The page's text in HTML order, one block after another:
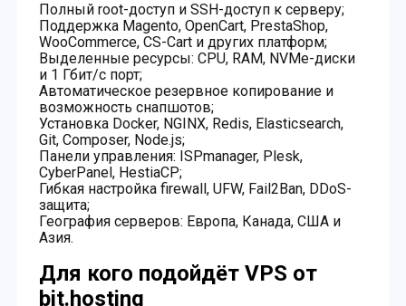
Полный root-доступ и SSH-доступ к серверу;
Поддержка Magento, OpenCart, PrestaShop,
WooCommerce, CS-Cart и других платформ;
Выделенные ресурсы: CPU, RAM, NVMe-диски
и 1 Гбит/с порт;
Автоматическое резервное копирование и
возможность снапшотов;
Установка Docker, NGINX, Redis, Elasticsearch,
Git, Composer, Node.js;
Панели управления: ISPmanager, Plesk,
CyberPanel, HestiaCP;
Гибкая настройка firewall, UFW, Fail2Ban, DDoS-
защита;
География серверов: Европа, Канада, США и
Азия.
Для кого подойдёт VPS от
bit.hosting